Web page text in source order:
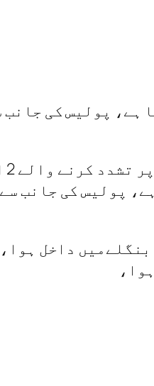
ہے، پولیس کی جانب
پولیس کی جانب
اپنےساتھی کےساتھ